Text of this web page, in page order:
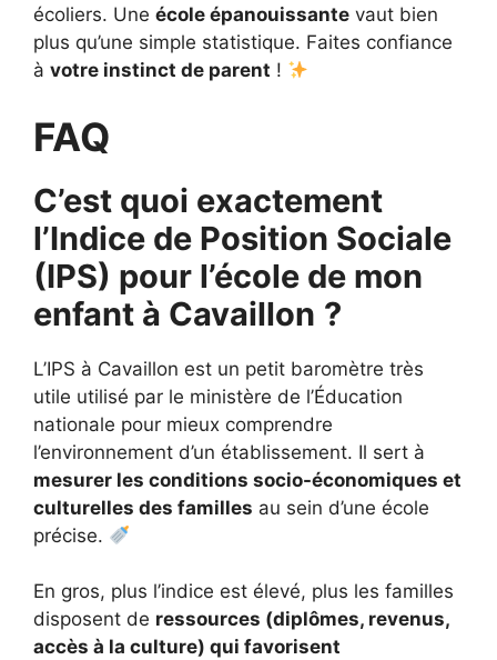
écoliers. Une école épanouissante vaut bien
plus qu’une simple statistique. Faites confiance
à votre instinct de parent !
FAQ
C’est quoi exactement
l’Indice de Position Sociale
(IPS) pour l’école de mon
enfant à Cavaillon ?
L’IPS à Cavaillon est un petit baromètre très
utile utilisé par le ministère de l’Éducation
nationale pour mieux comprendre
l’environnement d’un établissement. Il sert à
mesurer les conditions socio-économiques et
culturelles des familles au sein d’une école
précise.
En gros, plus l’indice est élevé, plus les familles
disposent de ressources (diplômes, revenus,
accès à la culture) qui favorisent